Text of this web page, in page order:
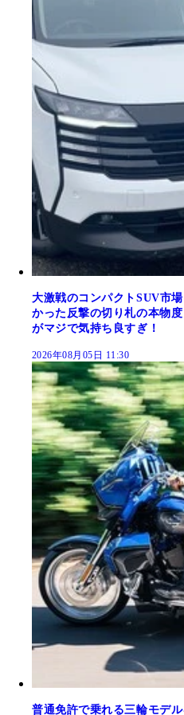
大激戦のコンパクトSUV市
かった反撃の切り札の本物
がマジで気持ち良すぎ！
2026年08月05日 11:30
普通免許で乗れる三輪モデ